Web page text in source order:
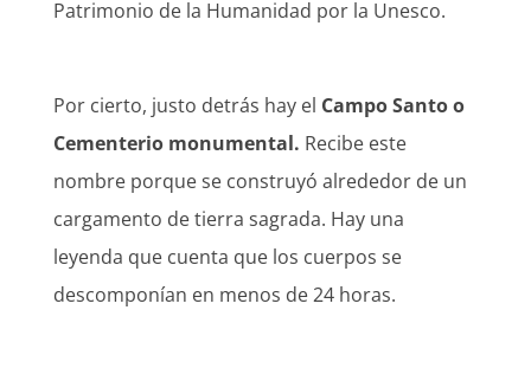
Patrimonio de la Humanidad por la Unesco.
Por cierto, justo detrás hay el Campo Santo o
Cementerio monumental. Recibe este
nombre porque se construyó alrededor de un
cargamento de tierra sagrada. Hay una
leyenda que cuenta que los cuerpos se
descomponían en menos de 24 horas.